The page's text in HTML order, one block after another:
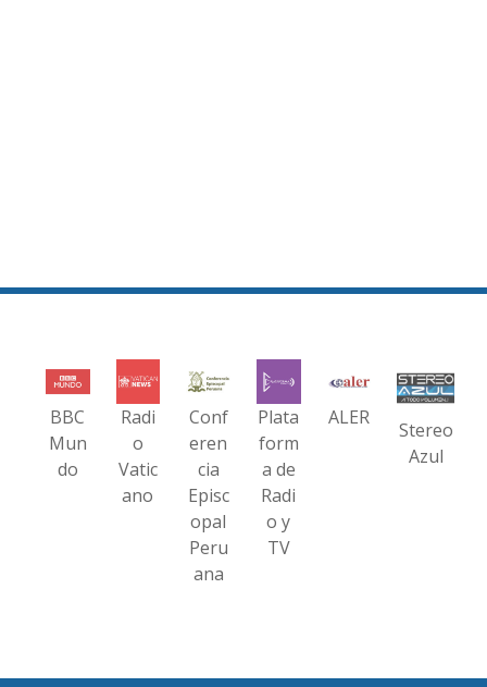
BBC
Mun
do
Radi
o
Vatic
ano
Conf
eren
cia
Episc
opal
Peru
ana
Plata
form
a de
Radi
o y
TV
ALER
Stereo
Azul